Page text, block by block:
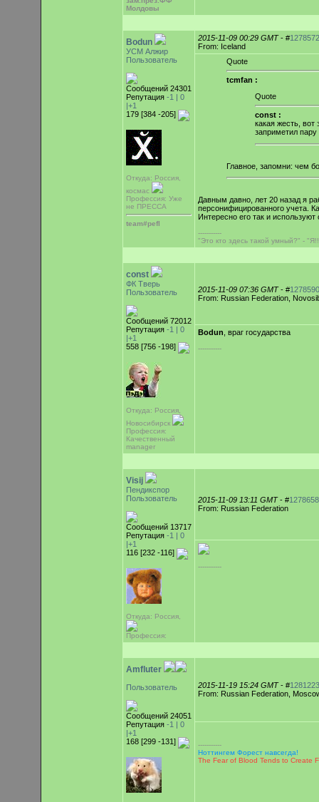
Молдовы
Bodun
УСМ Алжир
Пользователь
Сообщений 24301
Репутация -1 | 0
|+1
179 [384 -205]
Откуда: Россия,
космас
Профессия: Уже
не ПРЕССА
team#pefl
2015-11-09 00:29 GMT- #
From: Iceland
Quote
tcmfan :
Quote
const :
какая жесть, вот
заприметил
Главное, запомни: чем
Давным давно, лет 20 назад я
персонифицированного учета.
Интересно его так и используют
-----------
"Это кто здесь такой умный?" -
const
ФК Тверь
Пользователь
Сообщений 72012
Репутация -1 | 0
|+1
558 [756 -198]
Откуда: Россия,
Новосибирск
Профессия:
Качественный
manager
2015-11-09 07:36 GMT- #
From: Russian Federation,
Bodun , враг государства
-----------
Visij
Пендикспор
Пользователь
Сообщений 13717
Репутация -1 | 0
|+1
116 [232 -116]
Откуда: Россия,
Профессия:
2015-11-09 13:11 GMT- #
From: Russian Federation
-----------
Amfluter
Пользователь
Сообщений 24051
Репутация -1 | 0
|+1
168 [299 -131]
2015-11-19 15:24 GMT- #
From: Russian Federation,
-----------
Ноттингем Форест навсегда!
The Fear of Blood Tends to Create